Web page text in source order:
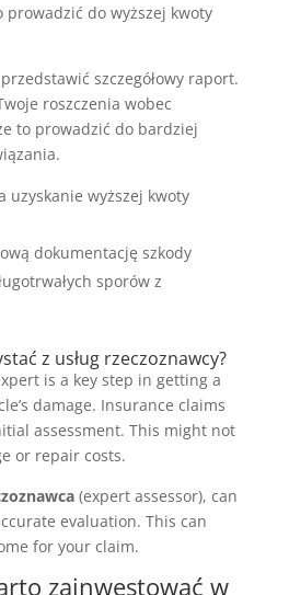
prowadzić do wyższej kwoty
szczegółowy raport.
roszczenia wobec
to prowadzić do bardziej
uzyskanie wyższej kwoty
dokumentację szkody
sporów z
z usług rzeczoznawcy?
is a key step in getting a
damage. Insurance claims
assessment. This might not
or repair costs.
(expert assessor), can
evaluation. This can
for your claim.
zainwestować w